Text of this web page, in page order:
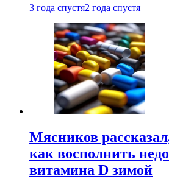
3 года спустя2 года спустя
Мясников
как восполнить
витамина D зимой